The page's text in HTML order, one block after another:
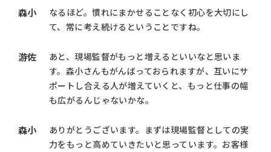
森小
なるほど。慣れにまかせることなく初心を大切にし
て、常に考え続けるということですね。
游佐
あと、現場監督がもっと増えるといいなと思いま
す。森小さんもがんばっておられますが、互いにサ
ポートし合える人が増えていくと、もっと仕事の幅
も広がるんじゃないかな。
森小
ありがとうございます。まずは現場監督としての実
力をもっと高めていきたいと思っています。お客様